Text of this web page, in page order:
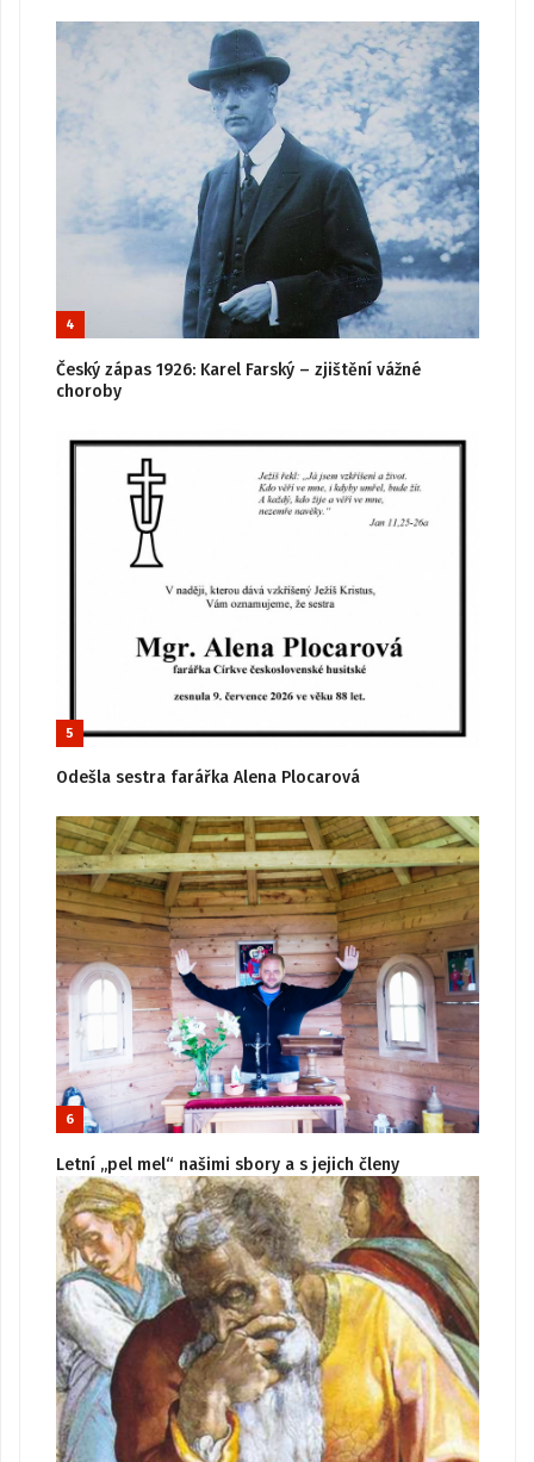
4
Český zápas 1926: Karel Farský – zjištění vážné
choroby
5
Odešla sestra farářka Alena Plocarová
6
Letní „pel mel“ našimi sbory a s jejich členy